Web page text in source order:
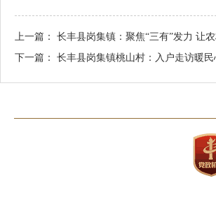
上一篇： 长丰县岗集镇：聚焦“三有”发力 让
下一篇： 长丰县岗集镇桃山村：入户走访暖